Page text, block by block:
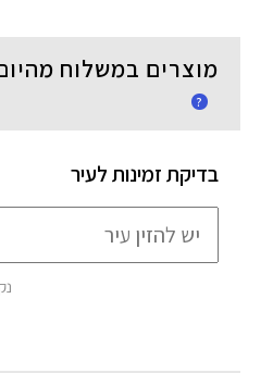
מוצרים במשלוח
?
בדיקת זמינות לעיר